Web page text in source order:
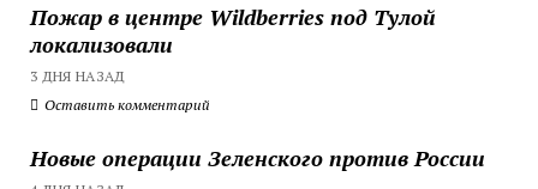
Пожар в центре Wildberries под Тулой
локализовали
3 ДНЯ НАЗАД
Оставить комментарий
Новые операции Зеленского против России